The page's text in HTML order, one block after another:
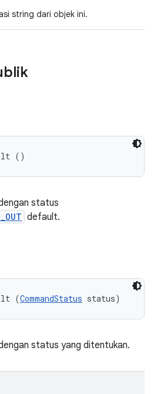
string dari objek ini.
()
status
default.
(CommandStatus status)
status yang ditentukan.